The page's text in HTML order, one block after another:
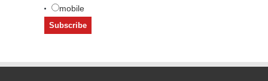
mobile